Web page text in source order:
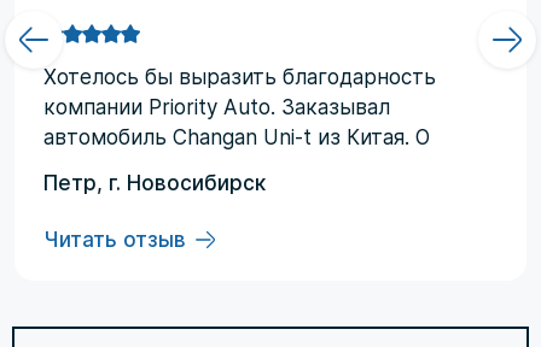
Хотелоcь бы выразить благодарность
компании Priority Аuto. Заказывал
автомобиль Changan Uni-t из Китая. О
компании узнал от друзей и коллег по
работе. Работал со мной менеджер
Евгений, логисты Ольга и Регина. В начале
Петр, г. Новосибирск
Читать отзыв